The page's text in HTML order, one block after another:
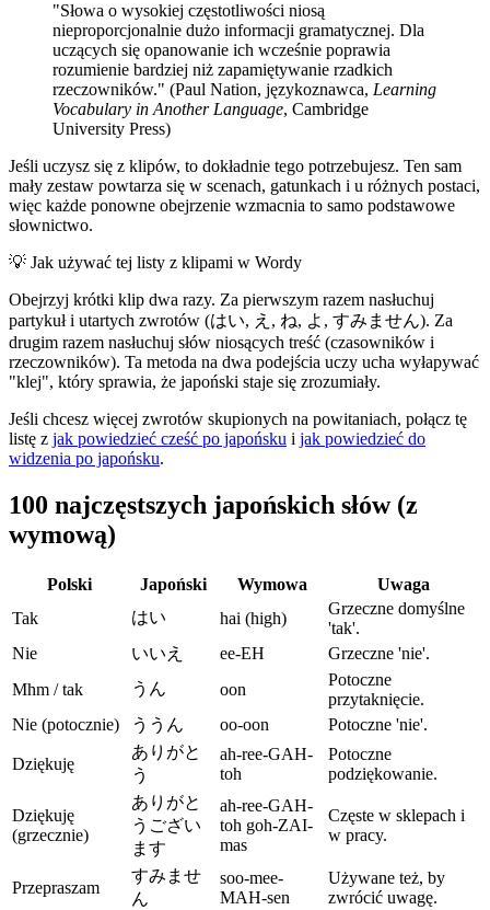
"Słowa o wysokiej częstotliwości niosą
nieproporcjonalnie dużo informacji gramatycznej. Dla
uczących się opanowanie ich wcześnie poprawia
rozumienie bardziej niż zapamiętywanie rzadkich
rzeczowników." (Paul Nation, językoznawca, Learning
Vocabulary in Another Language, Cambridge
University Press)
Jeśli uczysz się z klipów, to dokładnie tego potrzebujesz. Ten sam
mały zestaw powtarza się w scenach, gatunkach i u różnych postaci,
więc każde ponowne obejrzenie wzmacnia to samo podstawowe
słownictwo.
💡 Jak używać tej listy z klipami w Wordy
Obejrzyj krótki klip dwa razy. Za pierwszym razem nasłuchuj
partykuł i utartych zwrotów (はい, え, ね, よ, すみません). Za
drugim razem nasłuchuj słów niosących treść (czasowników i
rzeczowników). Ta metoda na dwa podejścia uczy ucha wyłapywać
"klej", który sprawia, że japoński staje się zrozumiały.
Jeśli chcesz więcej zwrotów skupionych na powitaniach, połącz tę
listę z jak powiedzieć cześć po japońsku i jak powiedzieć do
widzenia po japońsku.
100 najczęstszych japońskich słów (z
wymową)
Polski Japoński Wymowa
Uwaga
Tak
はい hai (high)
Grzeczne domyślne
'tak'.
Nie
いいえ ee-EH
Grzeczne 'nie'.
Mhm / tak
うん oon
Potoczne
przytaknięcie.
Nie (potocznie)
ううん oo-oon Potoczne 'nie'.
Dziękuję
ありがと
う
ah-ree-GAH-
toh
Potoczne
podziękowanie.
Dziękuję
(grzecznie)
ありがと
うござい
ます
ah-ree-GAH-
toh goh-ZAI-
mas
Częste w sklepach i
w pracy.
Przepraszam
すみませ
ん
soo-mee-
MAH-sen
Używane też, by
zwrócić uwagę.